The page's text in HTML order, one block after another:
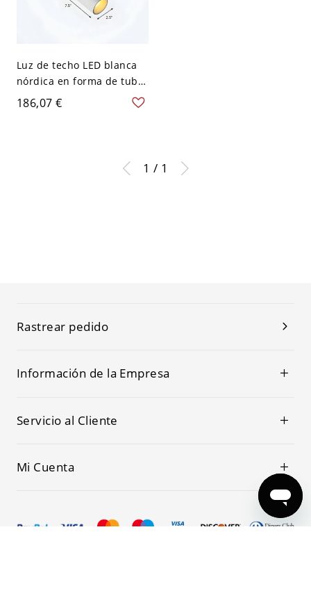
Luz de techo LED blanca
nórdica en forma de tubo
de cemento semi
empotrada - 110 A 120 V 1
186,07 €
1 / 1
Rastrear pedido
Información de la Empresa
Servicio al Cliente
Mi Cuenta